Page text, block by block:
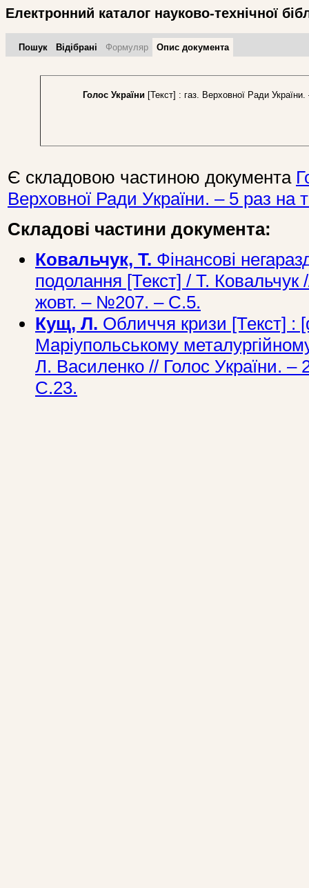
Електронний каталог науково-технічної
Пошук Відібрані Формуляр Опис документа
Голос України [Текст] : газ. Верховної Ради
Є складовою частиною документа
Верховної Ради України. – 5 раз на
Складові частини документа:
Ковальчук, Т. Фінансові
подолання [Текст] / Т. Ковальчук
жовт. – №207. – С.5.
Кущ, Л. Обличчя кризи [Текст] :
Маріупольському
Л. Василенко // Голос України.
С.23.